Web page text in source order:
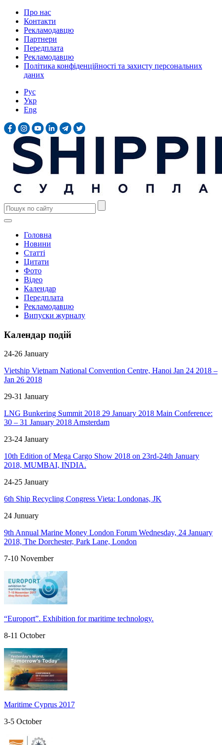
Про нас
Контакти
Рекламодавцю
Партнери
Передплата
Рекламодавцю
Політика конфіденційності та захисту персональних
даних
Рус
Укр
Eng
Головна
Новини
Статті
Цитати
Фото
Відео
Календар
Передплата
Рекламодавцю
Випуски журналу
Календар подій
24-26 January
Vietship Vietnam National Convention Centre, Hanoi Jan 24 2018 –
Jan 26 2018
29-31 January
LNG Bunkering Summit 2018 29 January 2018 Main Conference:
30 – 31 January 2018 Amsterdam
23-24 January
10th Edition of Mega Cargo Show 2018 on 23rd-24th January
2018, MUMBAI, INDIA.
24-25 January
6th Ship Recycling Congress Vieta: Londonas, JK
24 Junuary
9th Annual Marine Money London Forum Wednesday, 24 January
2018, The Dorchester, Park Lane, London
7-10 November
“Europort”. Exhibition for maritime technology.
8-11 October
Maritime Cyprus 2017
3-5 October